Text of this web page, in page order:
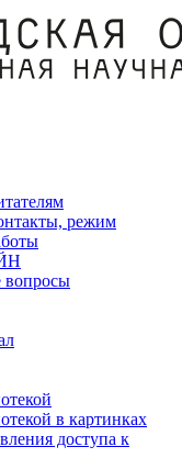
режим
вопросы
в картинках
доступа к